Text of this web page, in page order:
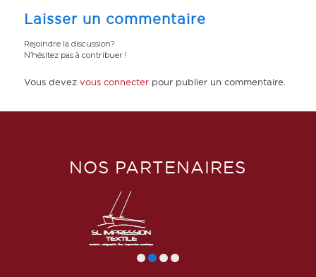
Laisser un commentaire
Rejoindre la discussion?
N’hésitez pas à contribuer !
Vous devez vous connecterpour publier un commentaire.
NOS PARTENAIRES